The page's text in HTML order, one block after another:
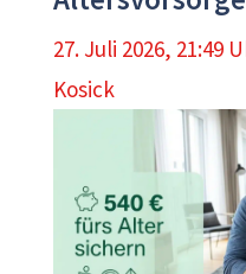
27. Juli 2026, 21:49
Kosick